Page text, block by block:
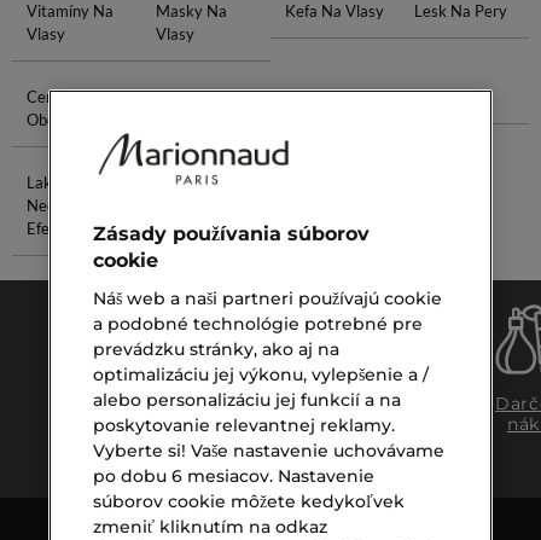
Vitamíny Na
Vlasy
Masky Na
Vlasy
Kefa Na Vlasy Lesk Na Pery
Ceruzka Na
Obočie
Kokosová
Medový Krém Biela Perla
Lak Na
Nechty S
Efektom
Peptidové
Doprava
zadarmo
nad €39,-
Expresný
osobný
odber
Zásady používania súborov
cookie
Náš web a naši partneri používajú cookie
a podobné technológie potrebné pre
prevádzku stránky, ako aj na
optimalizáciu jej výkonu, vylepšenie a /
alebo personalizáciu jej funkcií a na
poskytovanie relevantnej reklamy.
Vyberte si! Vaše nastavenie uchovávame
po dobu 6 mesiacov. Nastavenie
súborov cookie môžete kedykoľvek
zmeniť kliknutím na odkaz